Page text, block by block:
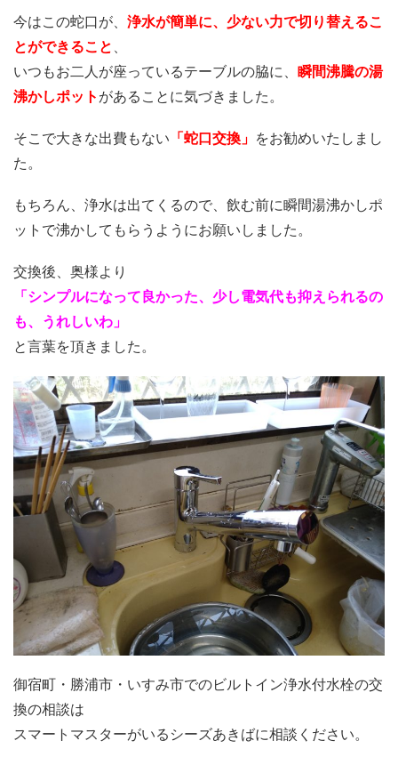
今はこの蛇口が、 浄水が簡単に、少ない力で切り替えるこ
とができること
いつもお二人が座っているテーブルの脇に、 瞬間沸騰の湯
沸かしポット があることに気づきました。
そこで大きな出費もない 「蛇口交換」 をお勧めいたしまし
た。
もちろん、浄水は出てくるので、飲む前に瞬間湯沸かしポ
ットで沸かしてもらうようにお願いしました。
交換後、奥様より
「シンプルになって良かった、少し電気代も抑えられるの
も、うれしいわ」
と言葉を頂きました。
御宿町・勝浦市・いすみ市でのビルトイン浄水付水栓の交
換の相談は
スマートマスターがいるシーズあきばに相談ください。